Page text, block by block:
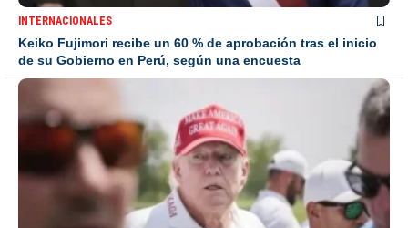
INTERNACIONALES
Keiko Fujimori recibe un 60 % de aprobación tras el inicio
de su Gobierno en Perú, según una encuesta